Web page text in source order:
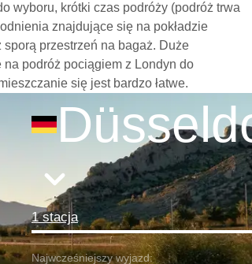
wyboru, krótki czas podróży (podróż trwa
znajdujące się na pokładzie
przestrzeń na bagaż. Duże
podróż pociągiem z Londyn do
się jest bardzo łatwe.
1 stacja
Najwcześniejszy wyjazd: